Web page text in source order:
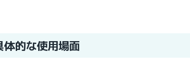
体的な使用場面